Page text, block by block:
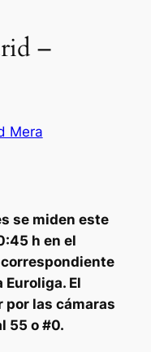
–
Mera
se miden este
h en el
El
por las cámaras
55 o #0.